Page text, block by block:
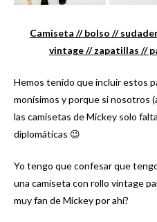
Camiseta // bolso //
vintage // zapatillas //
Hemos tenido que incluir estos
monísimos y porque si nosotros
las camisetas de Mickey solo
diplomáticas 😉
Yo tengo que confesar que
una camiseta con rollo vintage
muy fan de Mickey por ahí?